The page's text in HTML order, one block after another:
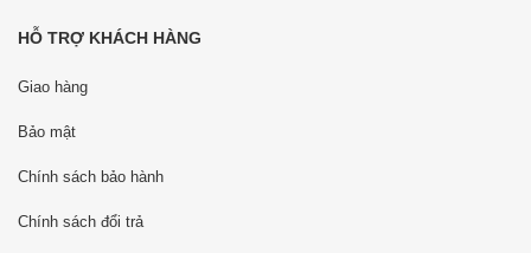
HỖ TRỢ KHÁCH HÀNG
Giao hàng
Bảo mật
Chính sách bảo hành
Chính sách đổi trả